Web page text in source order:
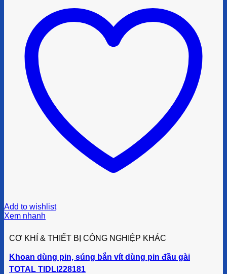
Add to wishlist
Xem nhanh
CƠ KHÍ & THIẾT BỊ CÔNG NGHIỆP KHÁC
Khoan dùng pin, súng bắn vít dùng pin đầu gài
TOTAL TIDLI228181